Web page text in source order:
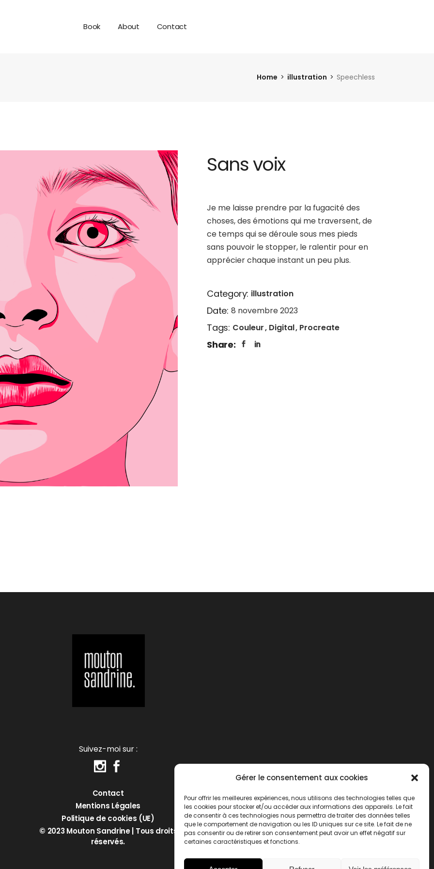
Gérer le consentement aux cookies
Pour offrir les meilleures expériences, nous utilisons des technologies telles que
les cookies pour stocker et/ou accéder aux informations des appareils. Le fait
de consentir à ces technologies nous permettra de traiter des données telles
que le comportement de navigation ou les ID uniques sur ce site. Le fait de ne
pas consentir ou de retirer son consentement peut avoir un effet négatif sur
certaines caractéristiques et fonctions.
Book About Contact
Home illustration Speechless
Sans voix
Je me laisse prendre par la fugacité des
choses, des émotions qui me traversent, de
ce temps qui se déroule sous mes pieds
sans pouvoir le stopper, le ralentir pour en
apprécier chaque instant un peu plus.
Category: illustration
Date: 8 novembre 2023
Tags: Couleur Digital Procreate
Share:
Suivez-moi sur :
Contact
Mentions Légales
Politique de cookies (UE)
© 2023 Mouton Sandrine | Tous droits
réservés.